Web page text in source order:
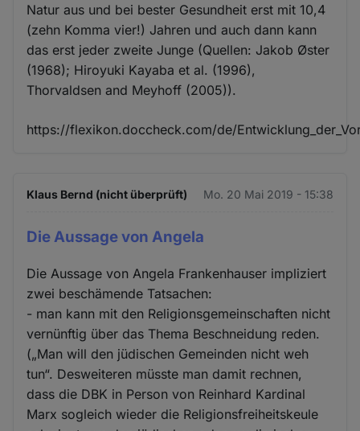
Natur aus und bei bester Gesundheit erst mit 10,4
(zehn Komma vier!) Jahren und auch dann kann
das erst jeder zweite Junge (Quellen: Jakob Øster
(1968); Hiroyuki Kayaba et al. (1996),
Thorvaldsen and Meyhoff (2005)).
https://flexikon.doccheck.com/de/
Klaus Bernd (nicht überprüft) Mo. 20 Mai 2019 - 15:38
Die Aussage von Angela
Die Aussage von Angela Frankenhauser impliziert
zwei beschämende Tatsachen:
- man kann mit den Religionsgemeinschaften nicht
vernünftig über das Thema Beschneidung reden.
(„Man will den jüdischen Gemeinden nicht weh
tun“. Desweiteren müsste man damit rechnen,
dass die DBK in Person von Reinhard Kardinal
Marx sogleich wieder die Religionsfreiheitskeule